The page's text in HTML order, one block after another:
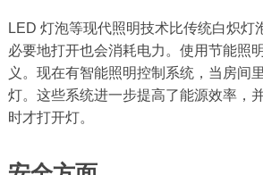
LED 灯泡等现代照明技术比传统白炽灯
必要地打开也会消耗电力。使用节能照
义。现在有智能照明控制系统，当房间
灯。这些系统进一步提高了能源效率，
时才打开灯。